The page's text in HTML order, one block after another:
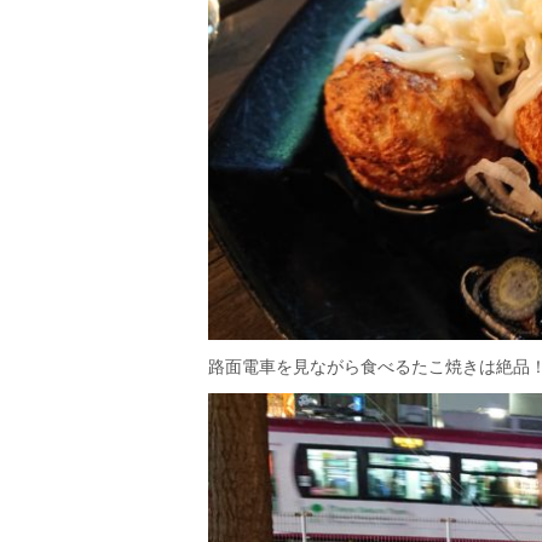
路面電車を見ながら食べるたこ焼きは絶品